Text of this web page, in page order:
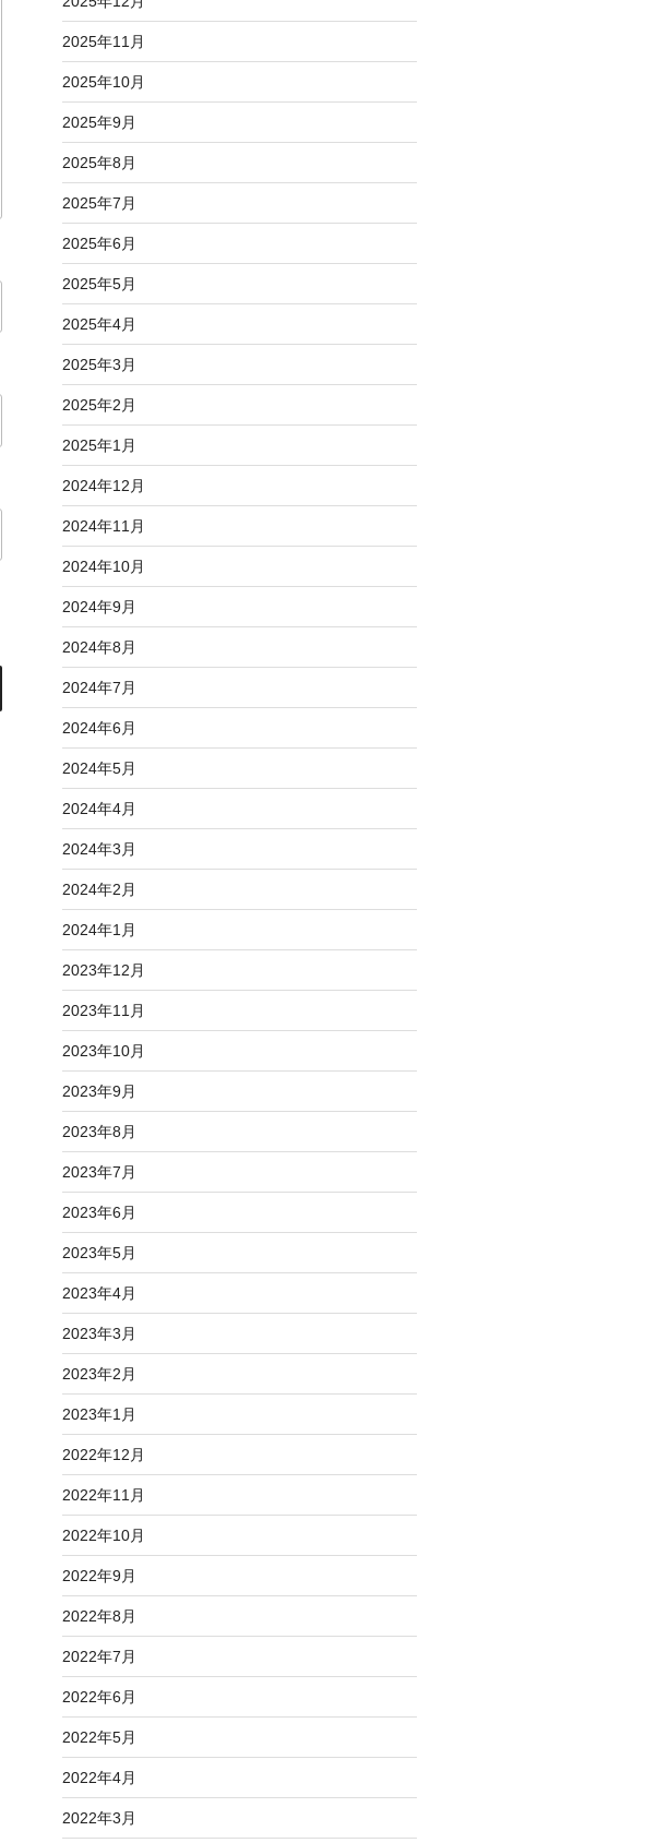
2025年11月
2025年10月
2025年9月
2025年8月
2025年7月
2025年6月
2025年5月
2025年4月
2025年3月
2025年2月
2025年1月
2024年12月
2024年11月
2024年10月
2024年9月
2024年8月
2024年7月
2024年6月
2024年5月
2024年4月
2024年3月
2024年2月
2024年1月
2023年12月
2023年11月
2023年10月
2023年9月
2023年8月
2023年7月
2023年6月
2023年5月
2023年4月
2023年3月
2023年2月
2023年1月
2022年12月
2022年11月
2022年10月
2022年9月
2022年8月
2022年7月
2022年6月
2022年5月
2022年4月
2022年3月